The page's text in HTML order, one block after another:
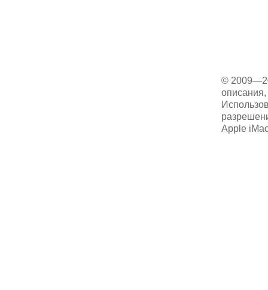
©
описания,
Apple